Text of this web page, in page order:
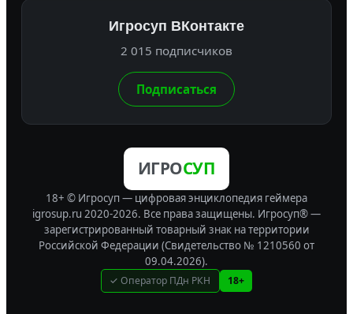
Игросуп ВКонтакте
2 015 подписчиков
Подписаться
ИГРОСУП
18+ © Игросуп — цифровая энциклопедия геймера
igrosup.ru 2020-2026. Все права защищены. Игросуп® —
зарегистрированный товарный знак на территории
Российской Федерации (Свидетельство № 1210560 от
09.04.2026).
✓ Оператор ПДн РКН 18+